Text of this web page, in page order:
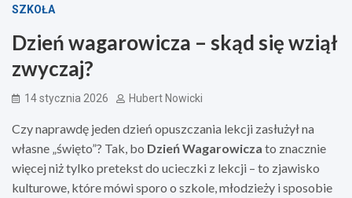
SZKOŁA
Dzień wagarowicza – skąd się wziął
zwyczaj?
14 stycznia 2026 Hubert Nowicki
Czy naprawdę jeden dzień opuszczania lekcji zasłużył na
własne „święto”? Tak, bo Dzień Wagarowicza to znacznie
więcej niż tylko pretekst do ucieczki z lekcji – to zjawisko
kulturowe, które mówi sporo o szkole, młodzieży i sposobie